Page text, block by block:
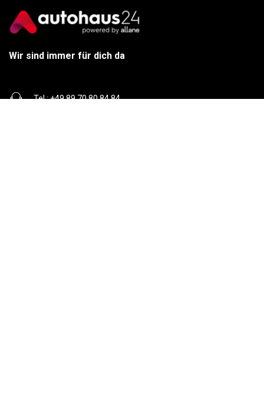
Wir sind immer für dich da
Tel.:+49 89 70 80 84 84